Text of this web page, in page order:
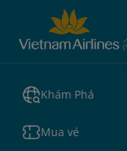
Khám Phá
Mua vé